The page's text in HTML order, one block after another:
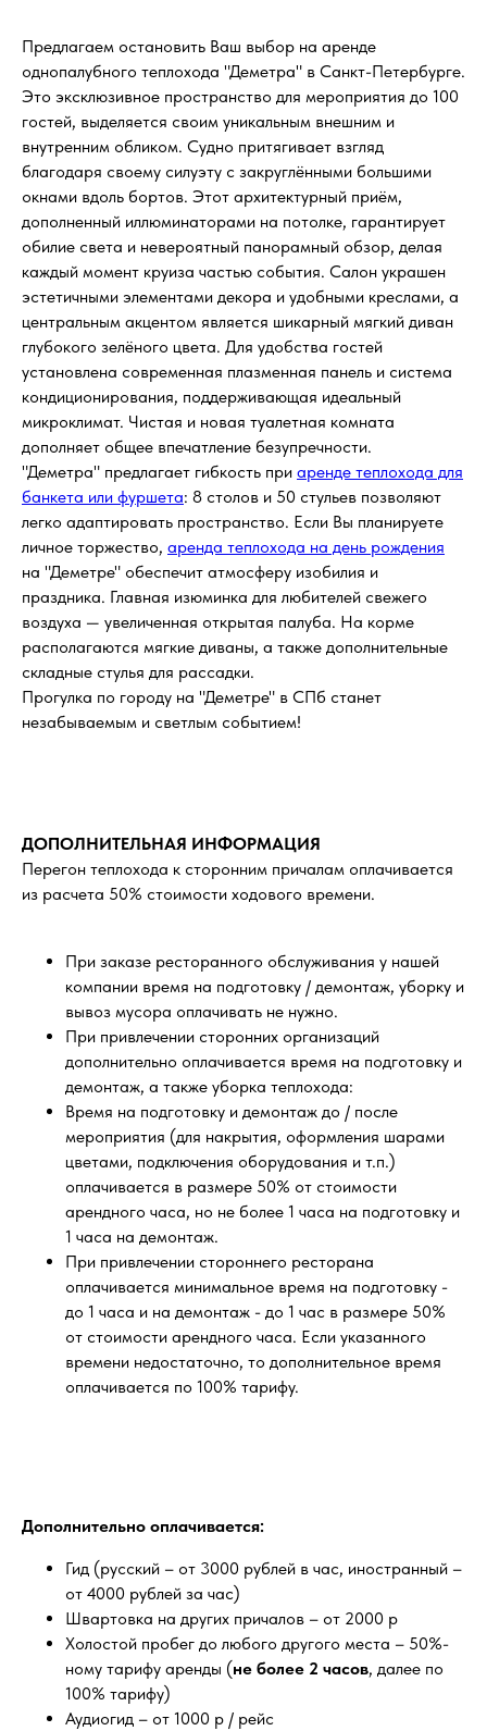
Предлагаем остановить Ваш выбор на аренде
однопалубного теплохода "Деметра" в Санкт-Петербурге.
Это эксклюзивное пространство для мероприятия до 100
гостей, выделяется своим уникальным внешним и
внутренним обликом. Судно притягивает взгляд
благодаря своему силуэту с закруглёнными большими
окнами вдоль бортов. Этот архитектурный приём,
дополненный иллюминаторами на потолке, гарантирует
обилие света и невероятный панорамный обзор, делая
каждый момент круиза частью события. Салон украшен
эстетичными элементами декора и удобными креслами, а
центральным акцентом является шикарный мягкий диван
глубокого зелёного цвета. Для удобства гостей
установлена современная плазменная панель и система
кондиционирования, поддерживающая идеальный
микроклимат. Чистая и новая туалетная комната
дополняет общее впечатление безупречности.
"Деметра" предлагает гибкость при аренде теплохода для
банкета или фуршета: 8 столов и 50 стульев позволяют
легко адаптировать пространство. Если Вы планируете
личное торжество, аренда теплохода на день рождения
на "Деметре" обеспечит атмосферу изобилия и
праздника. Главная изюминка для любителей свежего
воздуха — увеличенная открытая палуба. На корме
располагаются мягкие диваны, а также дополнительные
складные стулья для рассадки.
Прогулка по городу на "Деметре" в СПб станет
незабываемым и светлым событием!
ДОПОЛНИТЕЛЬНАЯ ИНФОРМАЦИЯ
Перегон теплохода к сторонним причалам оплачивается
из расчета 50% стоимости ходового времени.
При заказе ресторанного обслуживания у нашей
компании время на подготовку / демонтаж, уборку и
вывоз мусора оплачивать не нужно.
При привлечении сторонних организаций
дополнительно оплачивается время на подготовку и
демонтаж, а также уборка теплохода:
Время на подготовку и демонтаж до / после
мероприятия (для накрытия, оформления шарами
цветами, подключения оборудования и т.п.)
оплачивается в размере 50% от стоимости
арендного часа, но не более 1 часа на подготовку и
1 часа на демонтаж.
При привлечении стороннего ресторана
оплачивается минимальное время на подготовку -
до 1 часа и на демонтаж - до 1 час в размере 50%
от стоимости арендного часа. Если указанного
времени недостаточно, то дополнительное время
оплачивается по 100% тарифу.
Дополнительно оплачивается:
Гид (русский – от 3000 рублей в час, иностранный –
от 4000 рублей за час)
Швартовка на других причалов – от 2000 р
Холостой пробег до любого другого места – 50%-
ному тарифу аренды (не более 2 часов, далее по
100% тарифу)
Аудиогид – от 1000 р / рейс